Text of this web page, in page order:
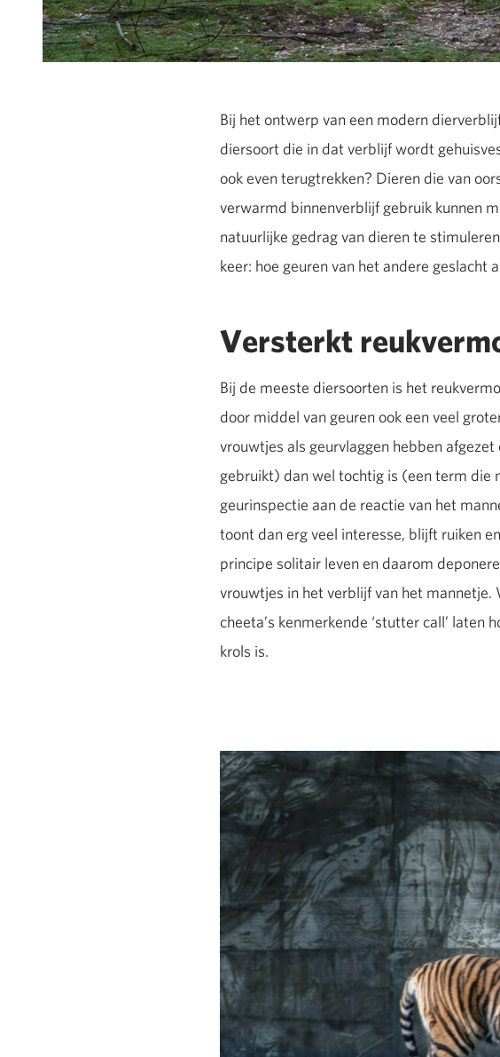
Bij het ontwerp van een modern
diersoort die in dat verblijf wordt
ook even terugtrekken? Dieren die van
verwarmd binnenverblijf gebruik kunnen
natuurlijke gedrag van dieren te
keer: hoe geuren van het andere geslacht
Versterkt
Bij de meeste diersoorten is het
door middel van geuren ook een veel
vrouwtjes als geurvlaggen hebben
gebruikt) dan wel tochtig is (een term die
geurinspectie aan de reactie van het
toont dan erg veel interesse, blijft ruiken
principe solitair leven en daarom
vrouwtjes in het verblijf van het
cheeta’s kenmerkende ‘stutter call’
krols is.